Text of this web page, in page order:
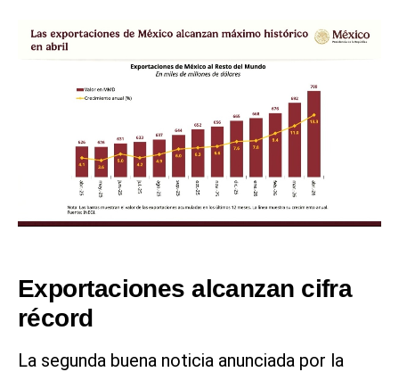
Exportaciones alcanzan cifra
récord
La segunda buena noticia anunciada por la